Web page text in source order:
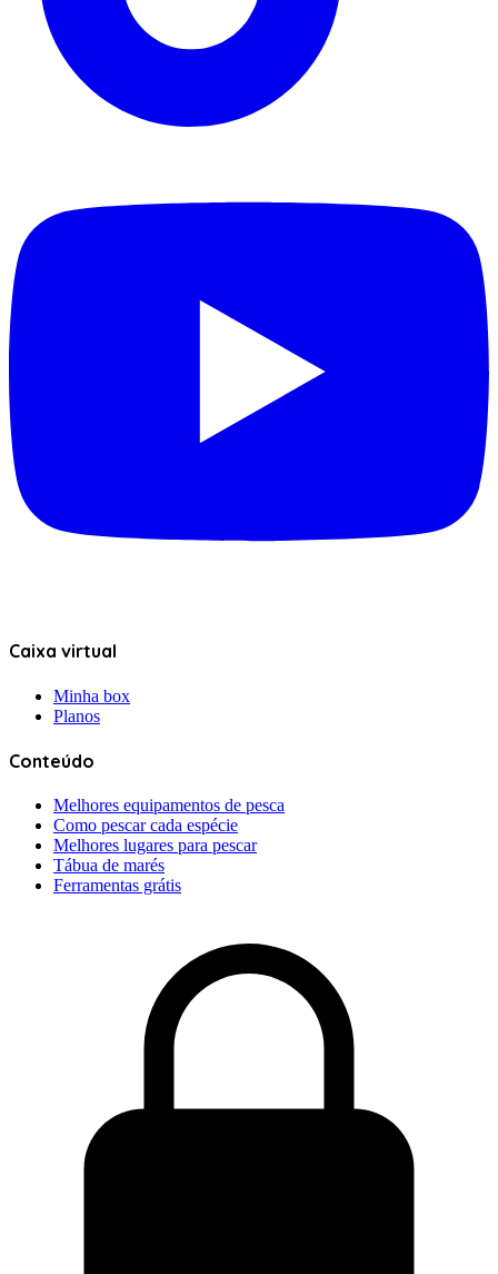
Caixa virtual
Minha box
Planos
Conteúdo
Melhores equipamentos de pesca
Como pescar cada espécie
Melhores lugares para pescar
Tábua de marés
Ferramentas grátis